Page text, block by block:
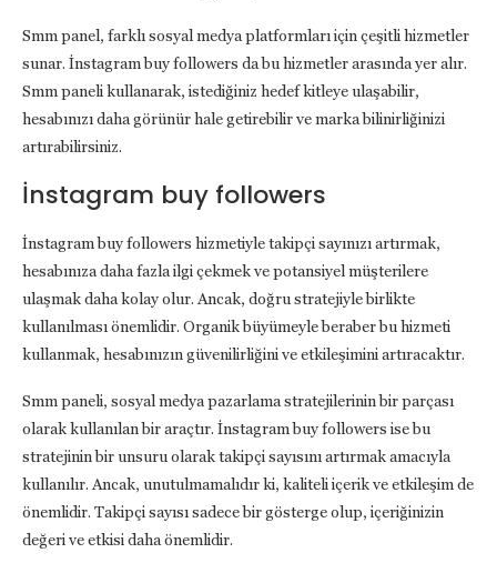
Smm panel, farklı sosyal medya platformları için çeşitli hizmetler
sunar. İnstagram buy followers da bu hizmetler arasında yer alır.
Smm paneli kullanarak, istediğiniz hedef kitleye ulaşabilir,
hesabınızı daha görünür hale getirebilir ve marka bilinirliğinizi
artırabilirsiniz.
İnstagram buy followers
İnstagram buy followers hizmetiyle takipçi sayınızı artırmak,
hesabınıza daha fazla ilgi çekmek ve potansiyel müşterilere
ulaşmak daha kolay olur. Ancak, doğru stratejiyle birlikte
kullanılması önemlidir. Organik büyümeyle beraber bu hizmeti
kullanmak, hesabınızın güvenilirliğini ve etkileşimini artıracaktır.
Smm paneli, sosyal medya pazarlama stratejilerinin bir parçası
olarak kullanılan bir araçtır. İnstagram buy followers ise bu
stratejinin bir unsuru olarak takipçi sayısını artırmak amacıyla
kullanılır. Ancak, unutulmamalıdır ki, kaliteli içerik ve etkileşim de
önemlidir. Takipçi sayısı sadece bir gösterge olup, içeriğinizin
değeri ve etkisi daha önemlidir.